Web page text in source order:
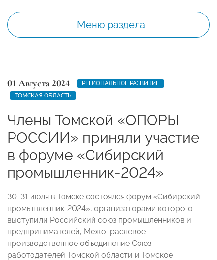
Меню раздела
01 Августа 2024
РЕГИОНАЛЬНОЕ РАЗВИТИЕ
ТОМСКАЯ ОБЛАСТЬ
Члены Томской «ОПОРЫ
РОССИИ» приняли участие
в форуме «Сибирский
промышленник-2024»
30-31 июля в Томске состоялся форум «Сибирский
промышленник-2024», организаторами которого
выступили Российский союз промышленников и
предпринимателей, Межотраслевое
производственное объединение Союз
работодателей Томской области и Томское